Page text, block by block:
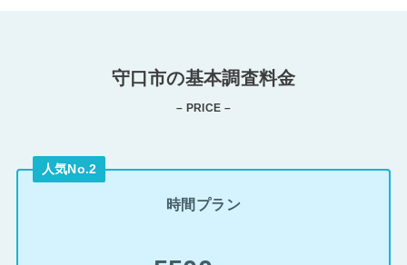
守口市の基本調査料金
– PRICE –
人気No.2
時間プラン